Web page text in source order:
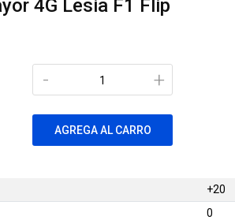
4G Lesia F1 Flip
+
-
AGREGA AL CARRO
+20
0